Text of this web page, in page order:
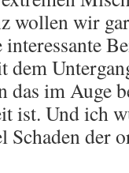
wollen wir
dem
im Auge
ist. Und ich
Schaden der